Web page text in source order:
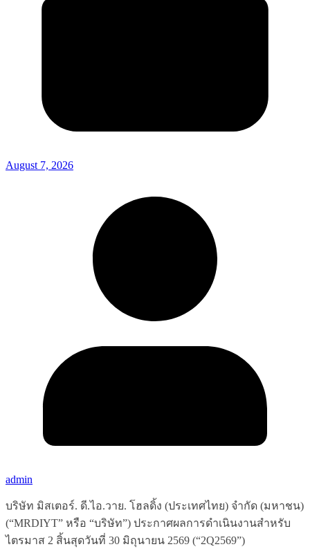
August 7, 2026
admin
บริษัท มิสเตอร์. ดี.ไอ.วาย. โฮลดิ้ง (ประเทศไทย) จำกัด (มหาชน)
(“MRDIYT” หรือ “บริษัท”) ประกาศผลการดำเนินงานสำหรับ
ไตรมาส 2 สิ้นสุดวันที่ 30 มิถุนายน 2569 (“2Q2569”)